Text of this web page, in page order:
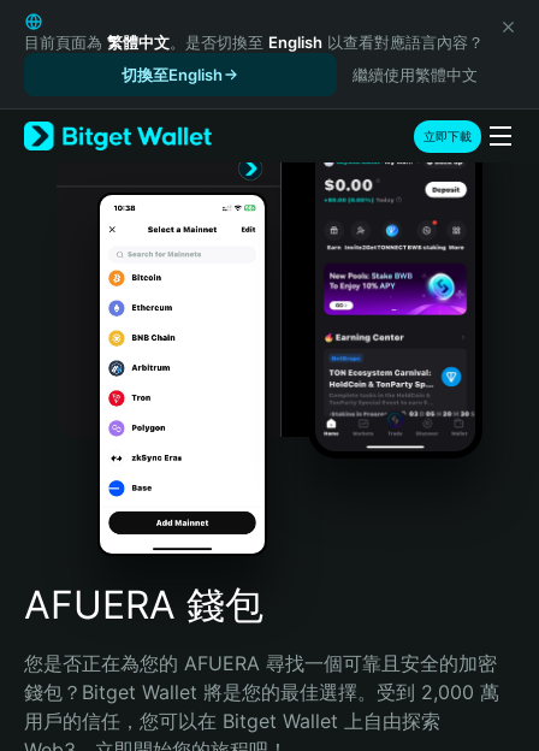
English
日本語
Русский
Español (Latinoamérica)
Türkçe
Português (Portugal)
Bahasa Indonesia
Português (Brasil)
Español (Argentina)
目前頁面為 繁體中文。是否切換至 English 以查看對應語言內容？
切換至English
繼續使用繁體中文
立即下載
AFUERA 錢包
您是否正在為您的 AFUERA 尋找一個可靠且安全的加密
錢包？Bitget Wallet 將是您的最佳選擇。受到 2,000 萬
用戶的信任，您可以在 Bitget Wallet 上自由探索